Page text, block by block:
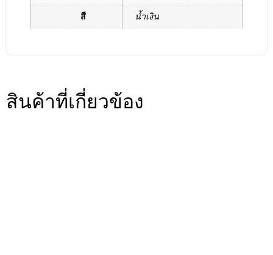
สี น้ำเงิน
สินค้าที่เกี่ยวข้อง